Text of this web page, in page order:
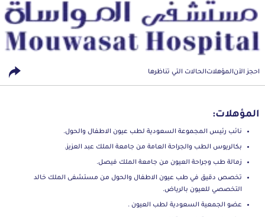
احجز الآنالمؤهلاتالحالات التي تناظرها
المؤهلات:
نائب رئيس المجموعة السعودية لطب عيون الاطفال والحول.
بكالريوس الطب والجراحة العامة من جامعة الملك عبد العزيز.
زمالة طب وجراحة العيون من جامعة الملك فيصل.
تخصص دقيق في طب عيون الاطفال والحول من مستشفى الملك خالد
التخصصي للعيون بالرياض.
عضو الجمعية السعودية لطب العيون .